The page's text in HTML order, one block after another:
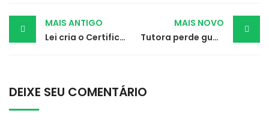
Post
navigation
MAIS ANTIGO
Lei cria o Certificado Empresa Promotora da Saúde Mental
MAIS NOVO
Tutora perde guarda de seus animais por maus-tratos e afogamento de cães
DEIXE SEU COMENTÁRIO